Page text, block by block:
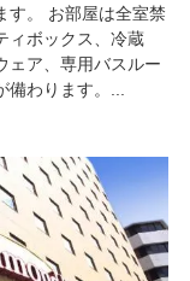
す。 お部屋は全室禁
ィボックス、冷蔵
ェア、専用バスルー
わります。...